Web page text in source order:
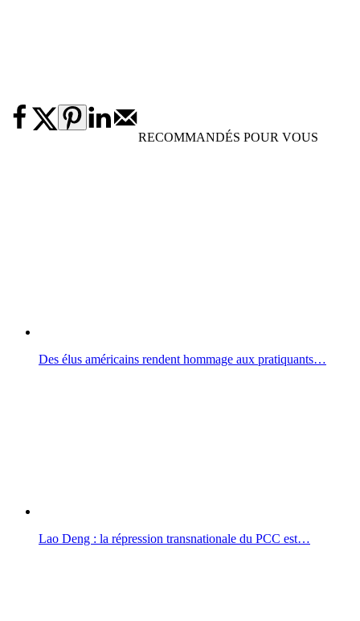
RECOMMANDÉS POUR VOUS
Des élus américains rendent hommage aux pratiquants…
Lao Deng : la répression transnationale du PCC est…